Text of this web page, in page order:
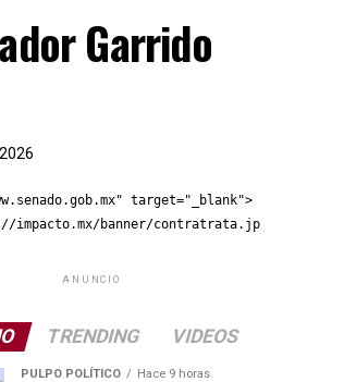
Garrido
target="_blank">
impacto.mx/banner/contratrata.jp
ANUNCIO
TRENDING VIDEOS
PULPO POLÍTICO Hace 9 horas